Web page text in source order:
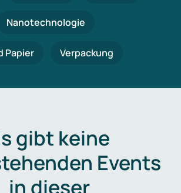
Nanotechnologie
Papier Verpackung
gibt keine
Events
in dieser